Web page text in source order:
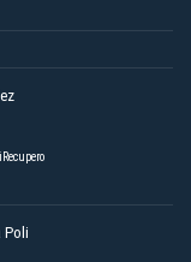
Poli